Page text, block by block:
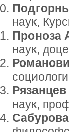
наук,
Проноза
наук,
наук,